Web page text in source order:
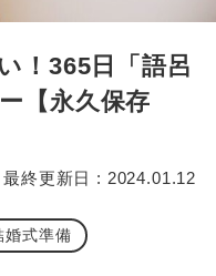
！365日「語呂
【永久保存
最終更新日 : 2024.01.12
婚式準備